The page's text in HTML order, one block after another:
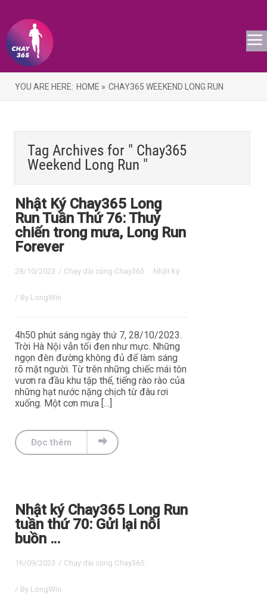
YOU ARE HERE: HOME » CHAY365 WEEKEND LONG RUN
Tag Archives for " Chay365
Weekend Long Run "
Nhật Ký Chay365 Long
Run Tuần Thứ 76: Thuỷ
chiến trong mưa, Long Run
Forever
28/10/2023 / Chạy dài cùng Chay365 Nhật ký
/ By LongWin
4h50 phút sáng ngày thứ 7, 28/10/2023.
Trời Hà Nội vẫn tối đen như mực. Những
ngọn đèn đường không đủ để làm sáng
rõ mặt người. Từ trên những chiếc mái tôn
vươn ra đầu khu tập thể, tiếng rào rào của
những hạt nước nặng chịch từ đâu rơi
xuống. Một cơn mưa […]
Đọc thêm
Nhật ký Chay365 Long Run
tuần thứ 70: Gửi lại nỗi
buồn …
16/09/2023 / Chạy dài cùng Chay365
/ By LongWin